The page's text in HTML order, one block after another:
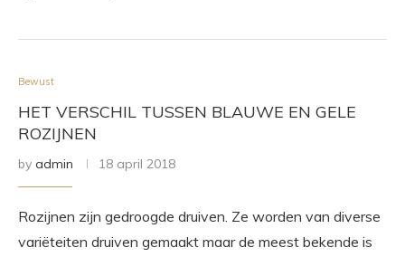
Bewust
HET VERSCHIL TUSSEN BLAUWE EN GELE
ROZIJNEN
by admin 18 april 2018
Rozijnen zijn gedroogde druiven. Ze worden van diverse
variëteiten druiven gemaakt maar de meest bekende is